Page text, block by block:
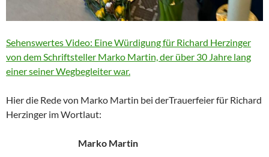
Sehenswertes Video: Eine Würdigung für Richard Herzinger
von dem Schriftsteller Marko Martin, der über 30 Jahre lang
einer seiner Wegbegleiter war.
Hier die Rede von Marko Martin bei derTrauerfeier für Richard
Herzinger im Wortlaut:
Marko Martin